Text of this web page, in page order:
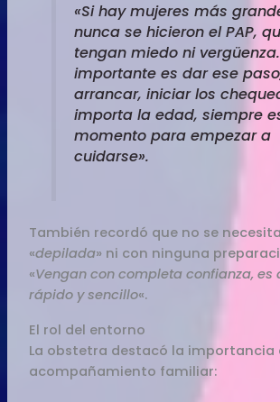
«Si hay mujeres más
nunca se hicieron el PAP,
tengan miedo ni
importante es dar ese
arrancar, iniciar los
importa la edad, siempre
momento para empezar a
cuidarse».
También recordó que no se
«depilada» ni con ninguna
«Vengan con completa confianza, es
rápido y sencillo«.
El rol del entorno
La obstetra destacó la importancia
acompañamiento familiar: